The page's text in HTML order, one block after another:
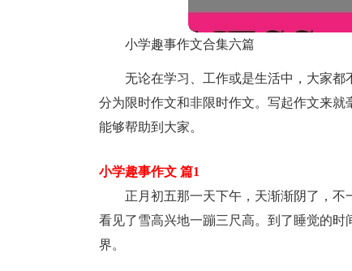
小学趣事作文合集六篇
无论在学习、工作或是生活中，大家
分为限时作文和非限时作文。写起作文来
能够帮助到大家。
小学趣事作文 篇1
正月初五那一天下午，天渐渐阴了，
看见了雪高兴地一蹦三尺高。到了睡觉的
界。